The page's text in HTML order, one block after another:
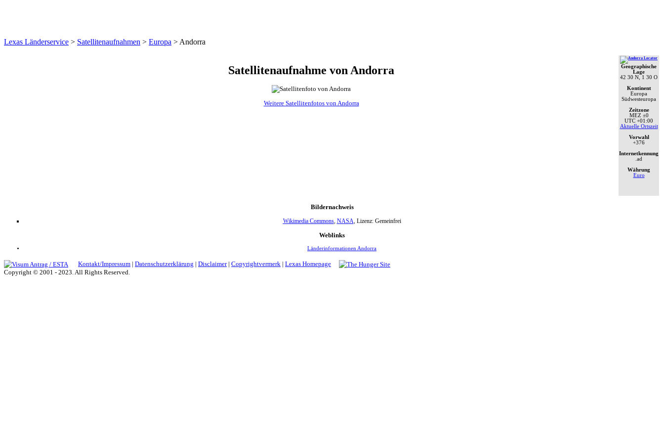
Lexas Länderservice > Satellitenaufnahmen > Europa > Andorra
Satellitenaufnahme von Andorra
Weitere Satellitenfotos von Andorra
Geographische
Lage
42 30 N, 1 30 O
Kontinent
Europa
Südwesteuropa
Zeitzone
MEZ ±0
UTC +01:00
Aktuelle Ortszeit
Vorwahl
+376
Internetkennung
.ad
Währung
Euro
Bildernachweis
Wikimedia Commons, NASA, Lizenz: Gemeinfrei
Weblinks
Länderinformationen Andorra
Kontakt/Impressum | Datenschutzerklärung | Disclaimer| Copyrightvermerk | Lexas Homepage
Copyright © 2001 - 2023. All Rights Reserved.